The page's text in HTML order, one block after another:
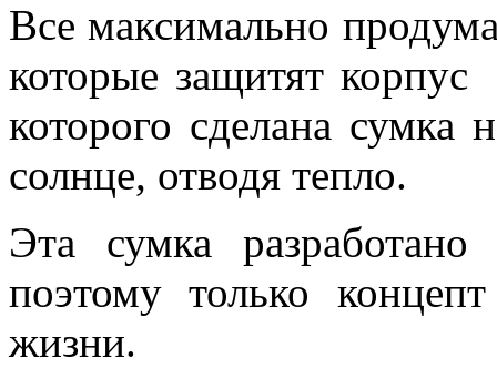
Все максимально
которые защитят
которого сделана сумка
солнце, отводя тепло.
Эта сумка
поэтому только
жизни.